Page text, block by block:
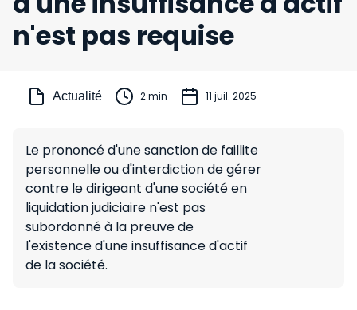
n'est pas requise
Actualité 2 min 11 juil. 2025
Le prononcé d'une sanction de faillite
personnelle ou d'interdiction de gérer
contre le dirigeant d'une société en
liquidation judiciaire n'est pas
subordonné à la preuve de
l'existence d'une insuffisance d'actif
de la société.